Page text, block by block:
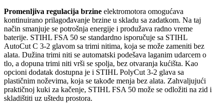
Promenljiva regulacija brzine elektromotora omogućava
kontinuirano prilagođavanje brzine u skladu sa zadatkom. Na taj
način smanjuje se potrošnja energije i produžava radno vreme
baterije. STIHL FSA 50 se standardno isporučuje sa STIHL
AutoCut C 3-2 glavom sa trimi nitima, koja se može zameniti bez
alata. Dužina trimi niti se automatski podešava laganim udarcem o
tlo, a dopuna trimi niti vrši se spolja, bez otvaranja kućišta. Kao
opcioni dodatak dostupna je i STIHL PolyCut 3-2 glava sa
plastičnim noževima, koja se takođe menja bez alata. Zahvaljujući
praktičnoj kuki za kačenje, STIHL FSA 50 može se odložiti na zid i
skladištiti uz uštedu prostora.